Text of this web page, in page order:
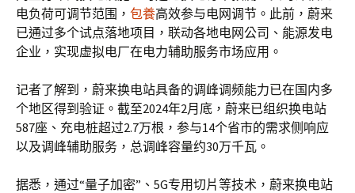
电负荷可调节范围， 包養高效参与电网调节。此前，蔚来
已通过多个试点落地项目，联动各地电网公司、能源发电
企业，实现虚拟电厂在电力辅助服务市场应用。
记者了解到，蔚来换电站具备的调峰调频能力已在国内多
个地区得到验证。截至2024年2月底，蔚来已组织换电站
587座、充电桩超过2.7万根，参与14个省市的需求侧响应
以及调峰辅助服务，总调峰容量约30万千瓦。
据悉，通过“量子加密”、5G专用切片等技术，蔚来换电站